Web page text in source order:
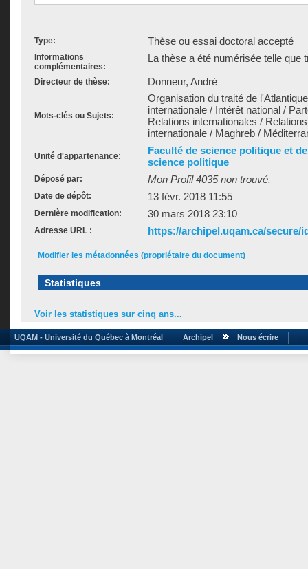
Type: Thèse ou essai doctoral accepté
Informations
complémentaires:
La thèse a été numérisée telle que
Directeur de thèse: Donneur, André
Mots-clés ou Sujets:
Organisation du traité de
internationale / Intérêt national /
Relations internationales /
internationale / Maghreb /
Unité d'appartenance:
Faculté de science politique et
science politique
Déposé par: Mon Profil 4035 non trouvé.
Date de dépôt: 13 févr. 2018 11:55
Dernière modification: 30 mars 2018 23:10
Adresse URL : https://archipel.uqam.ca/secure/
Modifier les métadonnées (propriétaire du document)
Statistiques
Voir les statistiques sur cinq ans...
UQAM - Université du Québec à Montréal Archipel Nous écrire